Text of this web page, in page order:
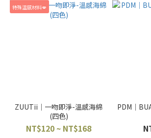
特殊溫感材料💋
ZUUTii｜一吻即淨-溫感海綿
(四色)
NT$120 ~ NT$168
PDM｜